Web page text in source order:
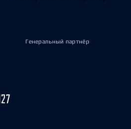
Генеральный партнёр